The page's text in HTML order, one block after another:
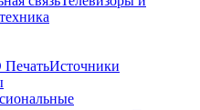
ПечатьИсточники